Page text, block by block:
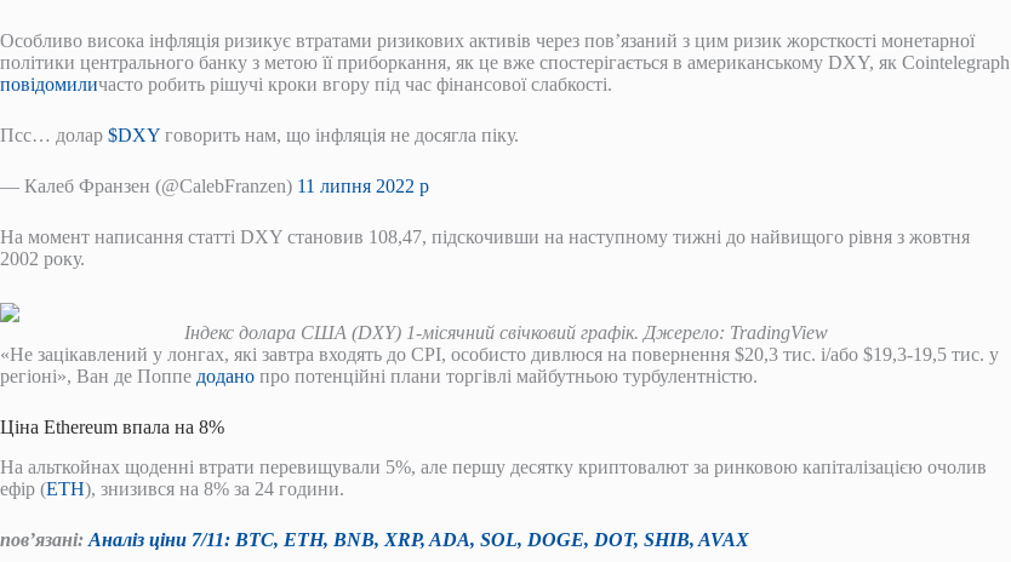
Особливо висока інфляція ризикує втратами ризикових активів через пов’язаний з цим ризик жорсткості монетарної
політики центрального банку з метою її приборкання, як це вже спостерігається в американському DXY, як Cointelegraph
повідомиличасто робить рішучі кроки вгору під час фінансової слабкості.
Псс… долар $DXY говорить нам, що інфляція не досягла піку.
— Калеб Франзен (@CalebFranzen) 11 липня 2022 р
На момент написання статті DXY становив 108,47, підскочивши на наступному тижні до найвищого рівня з жовтня
2002 року.
Індекс долара США (DXY) 1-місячний свічковий графік. Джерело: TradingView
«Не зацікавлений у лонгах, які завтра входять до CPI, особисто дивлюся на повернення $20,3 тис. і/або $19,3-19,5 тис. у
регіоні», Ван де Поппе додано про потенційні плани торгівлі майбутньою турбулентністю.
Ціна Ethereum впала на 8%
На альткойнах щоденні втрати перевищували 5%, але першу десятку криптовалют за ринковою капіталізацією очолив
ефір (ETH), знизився на 8% за 24 години.
пов’язані: Аналіз ціни 7/11: BTC, ETH, BNB, XRP, ADA, SOL, DOGE, DOT, SHIB, AVAX